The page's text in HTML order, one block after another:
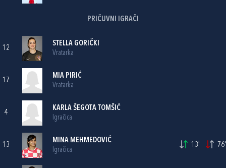
PRIČUVNI IGRAČI
12
STELLA GORIČKI
Vratarka
17
MIA PIRIĆ
Vratarka
4
KARLA ŠEGOTA TOMŠIĆ
Igračica
13
MINA MEHMEDOVIĆ
Igračica
13' 76'